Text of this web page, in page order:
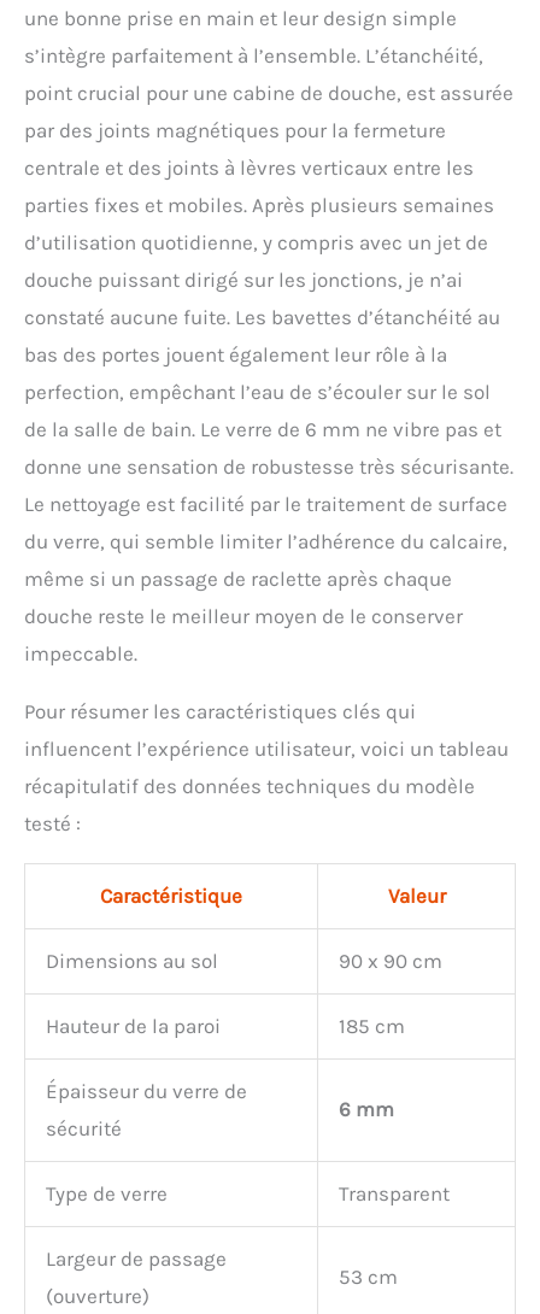
une bonne prise en main et leur design simple
s’intègre parfaitement à l’ensemble. L’étanchéité,
point crucial pour une cabine de douche, est assurée
par des joints magnétiques pour la fermeture
centrale et des joints à lèvres verticaux entre les
parties fixes et mobiles. Après plusieurs semaines
d’utilisation quotidienne, y compris avec un jet de
douche puissant dirigé sur les jonctions, je n’ai
constaté aucune fuite. Les bavettes d’étanchéité au
bas des portes jouent également leur rôle à la
perfection, empêchant l’eau de s’écouler sur le sol
de la salle de bain. Le verre de 6 mm ne vibre pas et
donne une sensation de robustesse très sécurisante.
Le nettoyage est facilité par le traitement de surface
du verre, qui semble limiter l’adhérence du calcaire,
même si un passage de raclette après chaque
douche reste le meilleur moyen de le conserver
impeccable.
Pour résumer les caractéristiques clés qui
influencent l’expérience utilisateur, voici un tableau
récapitulatif des données techniques du modèle
testé :
Caractéristique Valeur
Dimensions au sol 90 x 90 cm
Hauteur de la paroi 185 cm
Épaisseur du verre de
sécurité
6 mm
Type de verre Transparent
Largeur de passage
(ouverture)
53 cm